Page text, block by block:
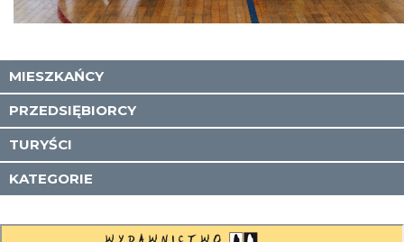
MIESZKAŃCY
PRZEDSIĘBIORCY
TURYŚCI
KATEGORIE